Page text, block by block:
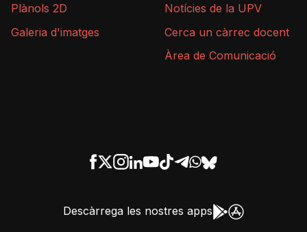
Plànols 2D
Galeria d'imatges
Notícies de la UPV
Cerca un càrrec docent
Àrea de Comunicació
Descàrrega les nostres apps